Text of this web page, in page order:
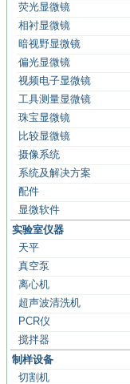
荧光显微镜
相衬显微镜
暗视野显微镜
偏光显微镜
视频电子显微镜
工具测量显微镜
珠宝显微镜
比较显微镜
摄像系统
系统及解决方案
配件
显微软件
实验室仪器
天平
真空泵
离心机
超声波清洗机
PCR仪
搅拌器
制样设备
切割机